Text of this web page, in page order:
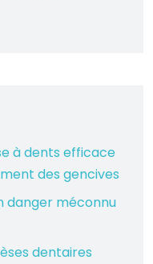
à dents efficace
des gencives
danger méconnu
dentaires